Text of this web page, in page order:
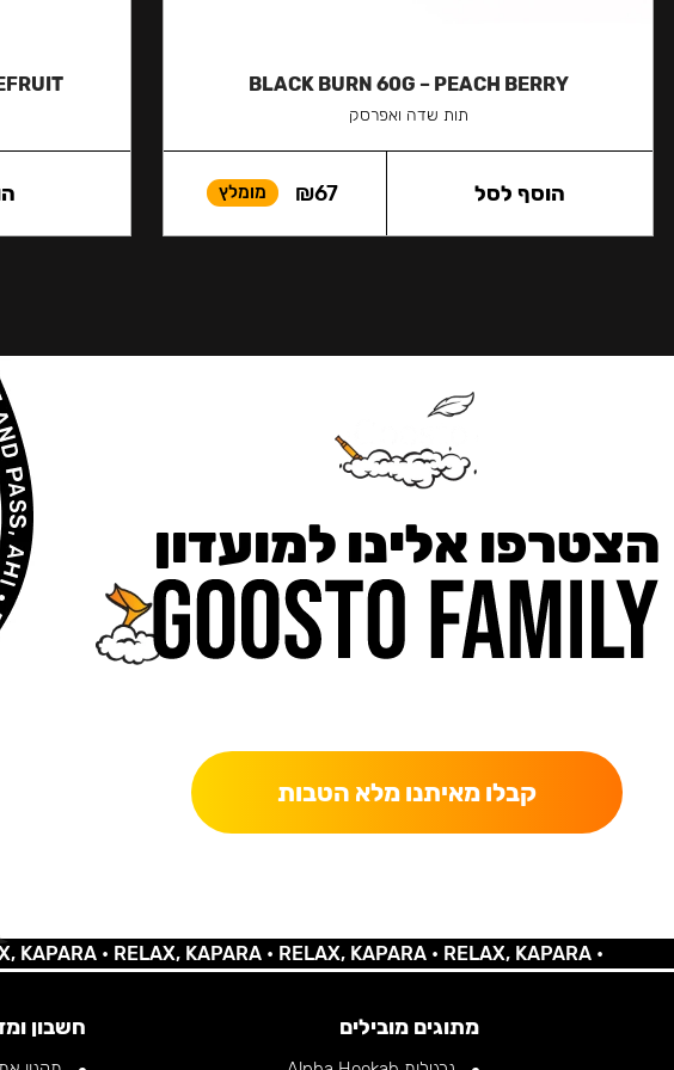
BLACK BURN 60G – PEACH BERRY
תות שדה ואפרסק
₪67 מומלץ הוסף לסל
הצטרפו אלינו למועדון
קבלו מאיתנו מלא הטבות
•RELAX, KAPARA •RELAX, KAPARA •RELAX, KAPARA •
מתוגים מובילים חשבון